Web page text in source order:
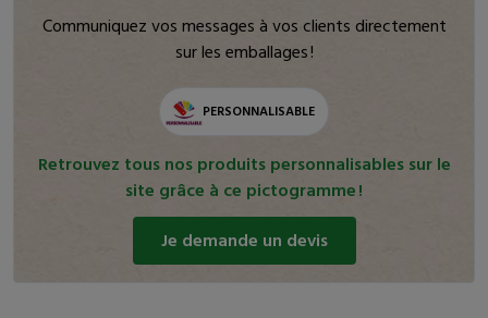
Communiquez vos messages à vos clients directement
sur les emballages !
PERSONNALISABLE
Retrouvez tous nos produits personnalisables sur le
site grâce à ce pictogramme !
Je demande un devis